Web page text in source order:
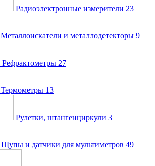
Радиоэлектронные измерители 23
Металлоискатели и металлодетекторы 9
Рефрактометры 27
Термометры 13
Рулетки, штангенциркули 3
Щупы и датчики для мультиметров 49